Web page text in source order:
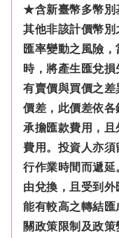
★含新臺幣多幣別
其他非該計價幣
匯率變動之風險
時，將產生匯兌
有賣價與買價之
價差，此價差依
承擔匯款費用，
費用。投資人亦
行作業時間而遞延
由兌換，且受到
能有較高之轉結匯
關政策限制及政策